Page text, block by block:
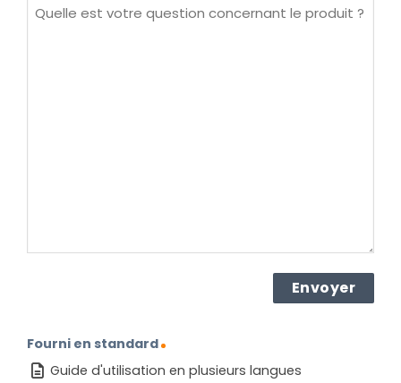
Quelle
Fourni en standard
Guide d'utilisation en plusieurs langues